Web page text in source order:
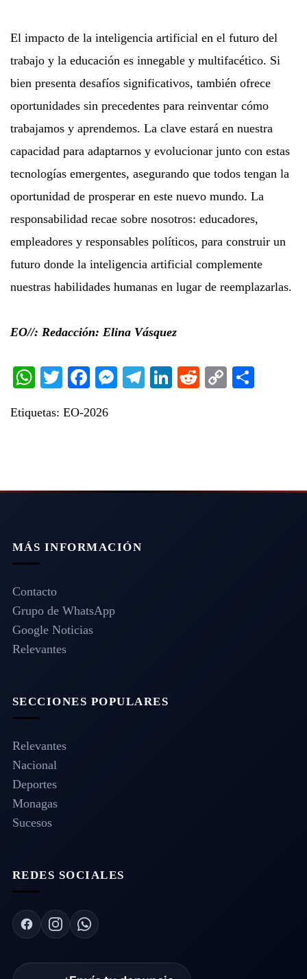
El impacto de la inteligencia artificial en el futuro del
trabajo y la educación es innegable y multifacético. Si
bien presenta desafíos significativos, también ofrece
oportunidades sin precedentes para reinventar cómo
trabajamos y aprendemos. La clave estará en nuestra
capacidad para adaptarnos y evolucionar junto con estas
tecnologías emergentes, asegurando que todos tengan la
oportunidad de prosperar en este nuevo mundo. La
responsabilidad recae sobre nosotros: educadores,
empleadores y responsables políticos, para construir un
futuro donde la inteligencia artificial complemente
nuestras habilidades humanas en lugar de reemplazarlas.
EO//: Redacción: Elina Vásquez
WhatsApp
TwitterFacebook
Messenger
Telegram
LinkedIn
RedditCopy
Etiquetas: EO-2026
MÁS INFORMACIÓN
Contacto
Grupo de WhatsApp
Google Noticias
Relevantes
SECCIONES POPULARES
Relevantes
Nacional
Deportes
Monagas
Sucesos
REDES SOCIALES